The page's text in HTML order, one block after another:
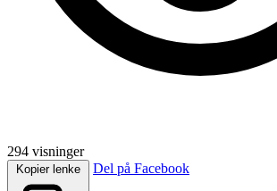
294 visninger
Kopier lenke Del på Facebook